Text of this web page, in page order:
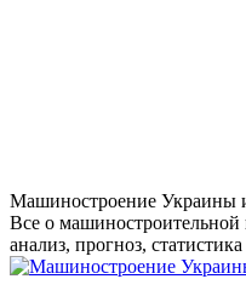
Перейти
к
содержанию
Машиностроение Украины
Все о
анализ, прогноз, статистика